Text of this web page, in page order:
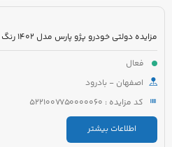
مزایده دولتی خودرو پژو پارس مدل 1402 رنگ سفید
فعال
اصفهان - بادرود
کد مزایده : 5221007750000060
اطلاعات بیشتر